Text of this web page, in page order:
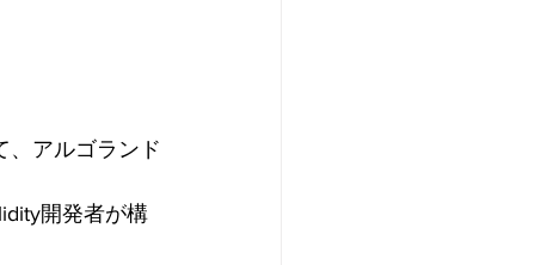
、アルゴランド
開発者が構